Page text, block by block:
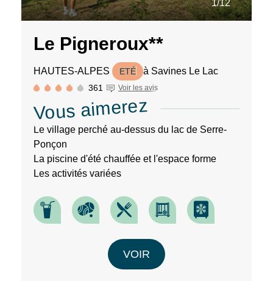
1/12
Le Pigneroux**
HAUTES-ALPES ETÉ à Savines Le Lac
361 Voir les avis
Vous aimerez
Le village perché au-dessus du lac de Serre-
Ponçon
La piscine d'été chauffée et l'espace forme
Les activités variées
VOIR